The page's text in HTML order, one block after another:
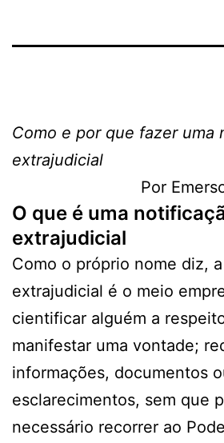
Como e por que fazer uma
extrajudicial
Por
O que é uma
extrajudicial
Como o próprio nome diz,
extrajudicial é o meio
cientificar alguém a
manifestar uma vontade;
informações, documentos
esclarecimentos, sem que
necessário recorrer ao